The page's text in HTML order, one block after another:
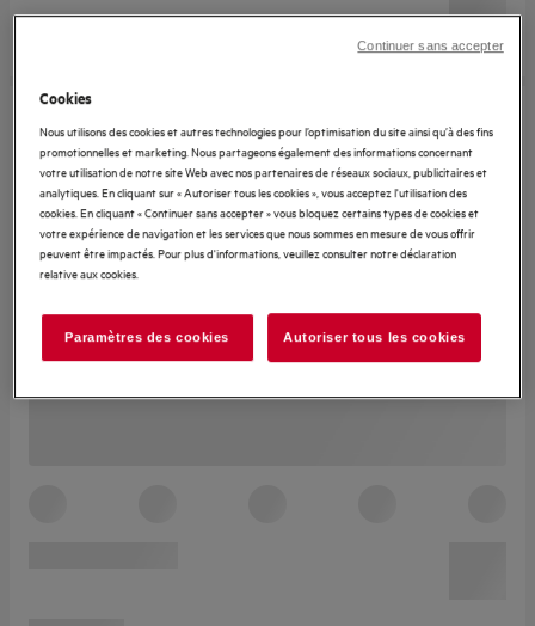
Cookies
Nous utilisons des cookies et autres technologies pour l’optimisation du site ainsi qu’à des fins
promotionnelles et marketing. Nous partageons également des informations concernant
votre utilisation de notre site Web avec nos partenaires de réseaux sociaux, publicitaires et
analytiques. En cliquant sur « Autoriser tous les cookies », vous acceptez l'utilisation des
cookies. En cliquant « Continuer sans accepter » vous bloquez certains types de cookies et
votre expérience de navigation et les services que nous sommes en mesure de vous offrir
peuvent être impactés. Pour plus d'informations, veuillez consulter notre déclaration
relative aux cookies.
Paramètres des cookies Autoriser tous les cookies
Continuer sans accepter